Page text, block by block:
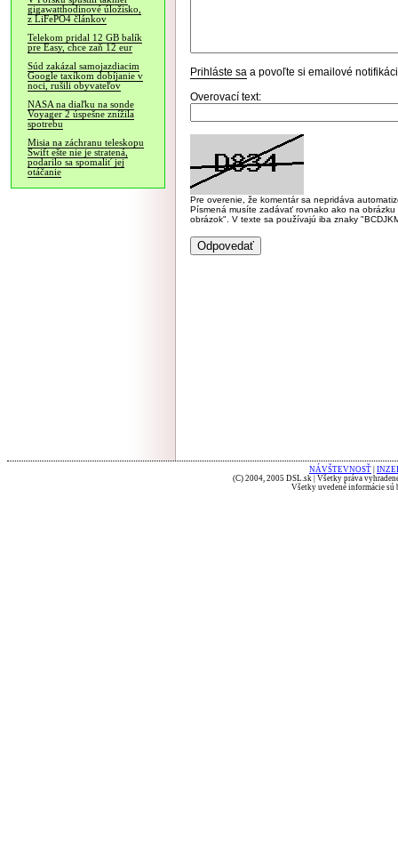
gigawatthodinové úložisko,
z LiFePO4 článkov
Telekom pridal 12 GB balík
pre Easy, chce zaň 12 eur
Súd zakázal samojazdiacim
Google taxíkom dobíjanie v
noci, rušili obyvateľov
NASA na diaľku na sonde
Voyager 2 úspešne znížila
spotrebu
Misia na záchranu teleskopu
Swift ešte nie je stratená,
podarilo sa spomaliť jej
otáčanie
Prihláste sa a povoľte si emailové
Overovací text:
Pre overenie, že komentár sa nepridáva
Písmená musíte zadávať rovnako ako na
obrázok". V texte sa používajú iba znaky
NÁVŠTEVNOSŤ
(C) 2004, 2005 DSL.sk | Všetky práva
Všetky uvedené informácie sú